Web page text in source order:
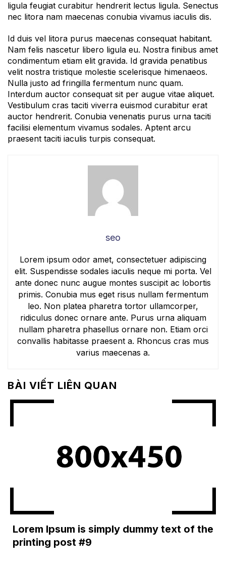
ligula feugiat curabitur hendrerit lectus ligula. Senectus
nec litora nam maecenas conubia vivamus iaculis dis.
Id duis vel litora purus maecenas consequat habitant.
Nam felis nascetur libero ligula eu. Nostra finibus amet
condimentum etiam elit gravida. Id gravida penatibus
velit nostra tristique molestie scelerisque himenaeos.
Nulla justo ad fringilla fermentum nunc quam.
Interdum auctor consequat sit per augue vitae aliquet.
Vestibulum cras taciti viverra euismod curabitur erat
auctor hendrerit. Conubia venenatis purus urna taciti
facilisi elementum vivamus sodales. Aptent arcu
praesent taciti iaculis turpis consequat.
seo
Lorem ipsum odor amet, consectetuer adipiscing
elit. Suspendisse sodales iaculis neque mi porta. Vel
ante donec nunc augue montes suscipit ac lobortis
primis. Conubia mus eget risus nullam fermentum
leo. Non platea pharetra tortor ullamcorper,
ridiculus donec ornare ante. Purus urna aliquam
nullam pharetra phasellus ornare non. Etiam orci
convallis habitasse praesent a. Rhoncus cras mus
varius maecenas a.
BÀI VIẾT LIÊN QUAN
Lorem Ipsum is simply dummy text of the
printing post #9